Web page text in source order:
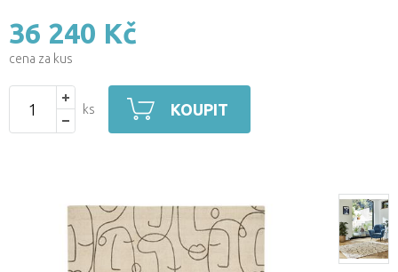
36 240 Kč
cena za kus
ks KOUPIT